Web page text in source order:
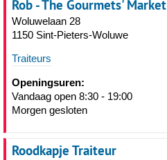
Rob - The Gourmets' Market
Woluwelaan 28
1150 Sint-Pieters-Woluwe
Traiteurs
Openingsuren:
Vandaag open 8:30 - 19:00
Morgen gesloten
Roodkapje Traiteur